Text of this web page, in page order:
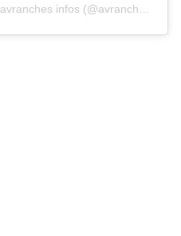
avranches infos (@avranches.infos) le 11 Juin 2019 à 2 :04 PDT